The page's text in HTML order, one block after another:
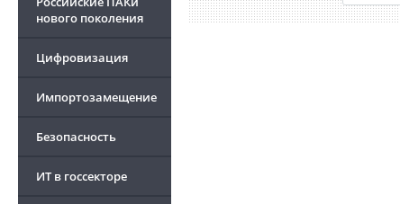
нового поколения
Цифровизация
Импортозамещение
Безопасность
ИТ в госсекторе